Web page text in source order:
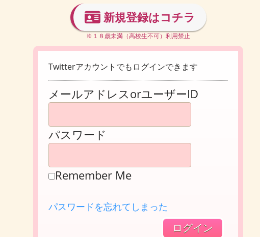
新規登録はコチラ
※１８歳未満（高校生不可）利用禁止
Twitterアカウントでもログインできます
メールアドレスorユーザーID
パスワード
Remember Me
パスワードを忘れてしまった